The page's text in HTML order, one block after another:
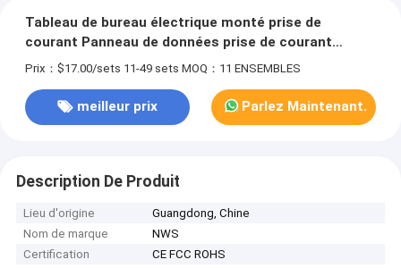
Tableau de bureau électrique monté prise de
courant Panneau de données prise de courant
brossé Sliver ODM
Prix：$17.00/sets 11-49 sets MOQ：11 ENSEMBLES
meilleur prix Parlez Maintenant.
Description De Produit
Lieu d'origine
Guangdong, Chine
Nom de marque
NWS
Certification
CE FCC ROHS